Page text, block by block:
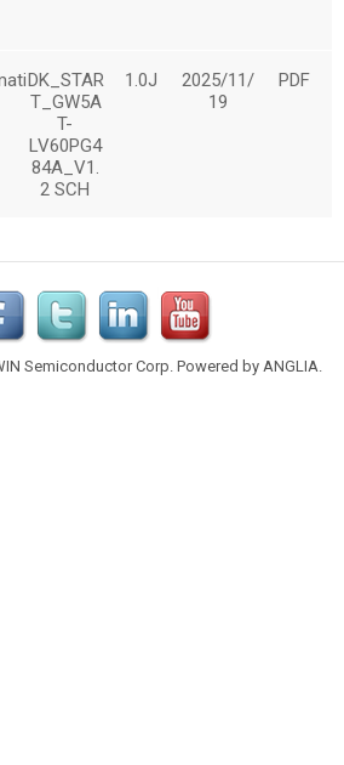
Semiconductor Corp. Powered by ANGLIA.